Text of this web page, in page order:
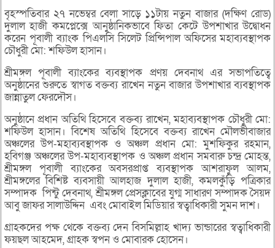
বৃহস্পতিবার ২৭ নভেম্বর বেলা সাড়ে ১১টায় নতুন বাজার (দক্ষিণ রোড)
দুলাল হাজী কমপ্লেক্সে আনুষ্ঠানিকভাবে ফিতা কেটে উপশাখার উদ্বোধন
করেন পূবালী ব্যাংক পিএলসি সিলেট প্রিন্সিপাল অফিসের মহাব্যবস্থাপক
চৌধুরী মো: শফিউল হাসান।
শ্রীমঙ্গল পূবালী ব্যাংকের ব্যবস্থাপক প্রণয় দেবনাথ এর সভাপতিত্বে
অনুষ্ঠানের শুরুতে স্বাগত বক্তব্য রাখেন নতুন বাজার উপশাখার ব্যবস্থাপক
জান্নাতুল ফেরদৌস।
অনুষ্ঠানে প্রধান অতিথি হিসেবে বক্তব্য রাখেন, মহাব্যবস্থাপক চৌধুরী মো:
শফিউল হাসান। বিশেষ অতিথি হিসেবে বক্তব্য রাখেন মৌলভীবাজার
অঞ্চলের উপ-মহাব্যবস্থাপক ও অঞ্চল প্রধান মো: মুশফিকুর রহমান,
হবিগঞ্জ অঞ্চলের উপ-মহাব্যবস্থাপক ও অঞ্চল প্রধান সমবারু চন্দ্র মোহন্ত,
শ্রীমঙ্গল পূবালী ব্যাংকের অবসরপ্রাপ্ত ব্যবস্থাপক আশরাফুল আলম,
শ্রীমঙ্গলের বিশিষ্ট ব্যবসায়ী আলহাজ দুলাল হাজী, কমলকুঁড়ি পত্রিকার
সম্পাদক পিন্টু দেবনাথ, শ্রীমঙ্গল প্রেসক্লাবের যুগ্ম সাধারণ সম্পাদক সৈয়দ
আবু জাফর সালাউদ্দিন এবং মোবাইল মিডিয়ার স্বত্বাধিকারী সুমন দাশ।
গ্রাহকদের পক্ষ থেকে বক্তব্য দেন বিসমিল্লাহ খাদ্য ভান্ডারের স্বত্বাধিকারী
ফয়ছল আহমেদ, গ্রাহক স্বপন ও মোবারক হোসেন।